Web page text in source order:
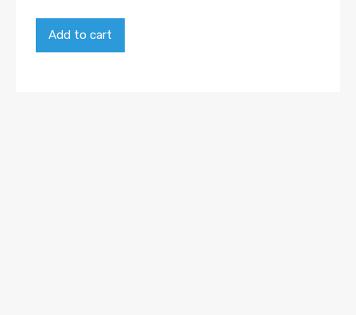
Add to cart